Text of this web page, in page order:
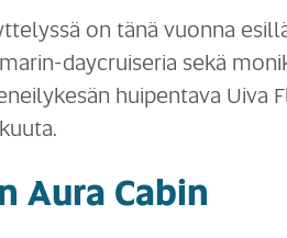
on tänä vuonna
daycruiseria sekä
huipentava Uiva
Aura Cabin